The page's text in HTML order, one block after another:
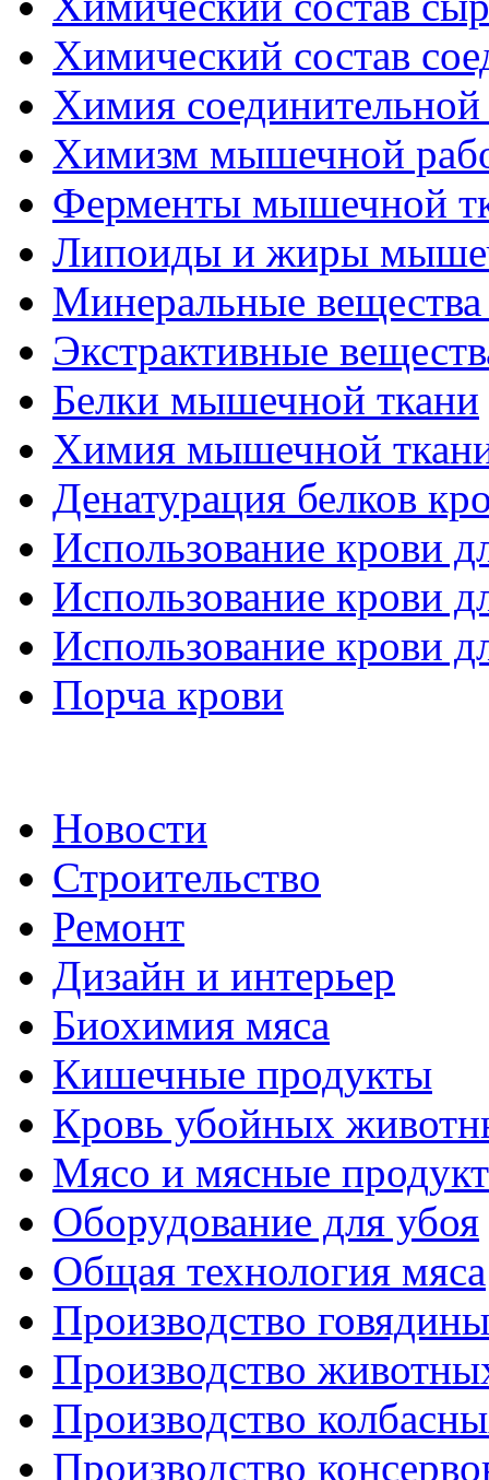
Химический состав
Химия соединительной
Химизм мышечной
Ферменты мышечной
Липоиды и жиры
Минеральные
Экстрактивные
Белки мышечной ткани
Химия мышечной
Денатурация белков
Использование крови
Использование крови
Использование крови
Порча крови
Новости
Строительство
Ремонт
Дизайн и интерьер
Биохимия мяса
Кишечные продукты
Кровь убойных
Мясо и мясные
Оборудование для убоя
Общая технология мяса
Производство говядины
Производство
Производство
Производство